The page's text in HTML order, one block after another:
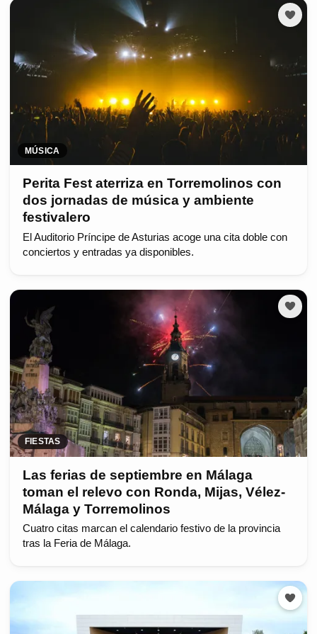
MÚSICA
Perita Fest aterriza en Torremolinos con
dos jornadas de música y ambiente
festivalero
El Auditorio Príncipe de Asturias acoge una cita doble con
conciertos y entradas ya disponibles.
FIESTAS
Las ferias de septiembre en Málaga
toman el relevo con Ronda, Mijas, Vélez-
Málaga y Torremolinos
Cuatro citas marcan el calendario festivo de la provincia
tras la Feria de Málaga.